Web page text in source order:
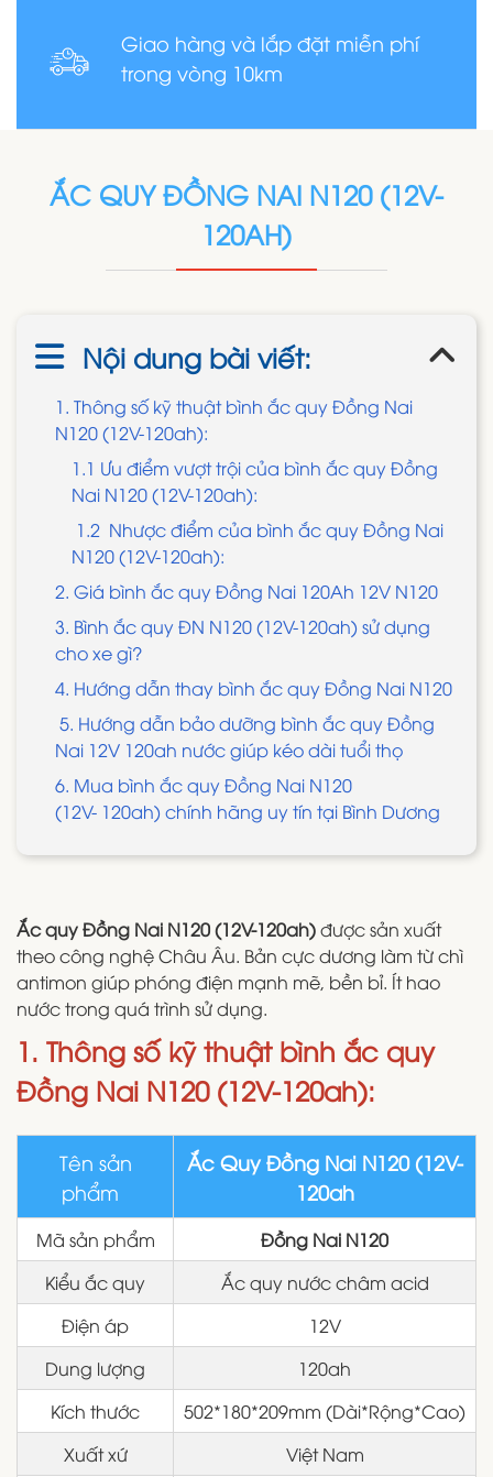
Giao hàng và lắp đặt miễn phí
trong vòng 10km
ẮC QUY ĐỒNG NAI N120 (12V-
120AH)
Nội dung bài viết:
1. Thông số kỹ thuật bình ắc quy Đồng Nai
N120 (12V-120ah):
1.1 Ưu điểm vượt trội của bình ắc quy Đồng
Nai N120 (12V-120ah):
1.2 Nhược điểm của bình ắc quy Đồng Nai
N120 (12V-120ah):
2. Giá bình ắc quy Đồng Nai 120Ah 12V N120
3. Bình ắc quy ĐN N120 (12V-120ah) sử dụng
cho xe gì?
4. Hướng dẫn thay bình ắc quy Đồng Nai N120
5. Hướng dẫn bảo dưỡng bình ắc quy Đồng
Nai 12V 120ah nước giúp kéo dài tuổi thọ
6. Mua bình ắc quy Đồng Nai N120
(12V- 120ah) chính hãng uy tín tại Bình Dương
Ắc quy Đồng Nai N120 (12V-120ah)được sản xuất
theo công nghệ Châu Âu. Bản cực dương làm từ chì
antimon giúp phóng điện mạnh mẽ, bền bỉ. Ít hao
nước trong quá trình sử dụng.
1. Thông số kỹ thuật bình ắc quy
Đồng Nai N120 (12V-120ah):
Tên sản
phẩm
Ắc Quy Đồng Nai N120 (12V-
120ah
Mã sản phẩm
Đồng Nai N120
Kiểu ắc quy
Ắc quy nước châm acid
Điện áp
12V
Dung lượng
120ah
Kích thước
502*180*209mm (Dài*Rộng*Cao)
Xuất xứ
Việt Nam